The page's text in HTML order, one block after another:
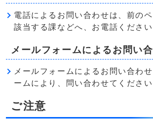
電話によるお問い合わせは、前のペ
該当する課などへ、お電話ください
メールフォームによるお問い
メールフォームによるお問い合わ
ームにより、問い合わせてください
ご注意